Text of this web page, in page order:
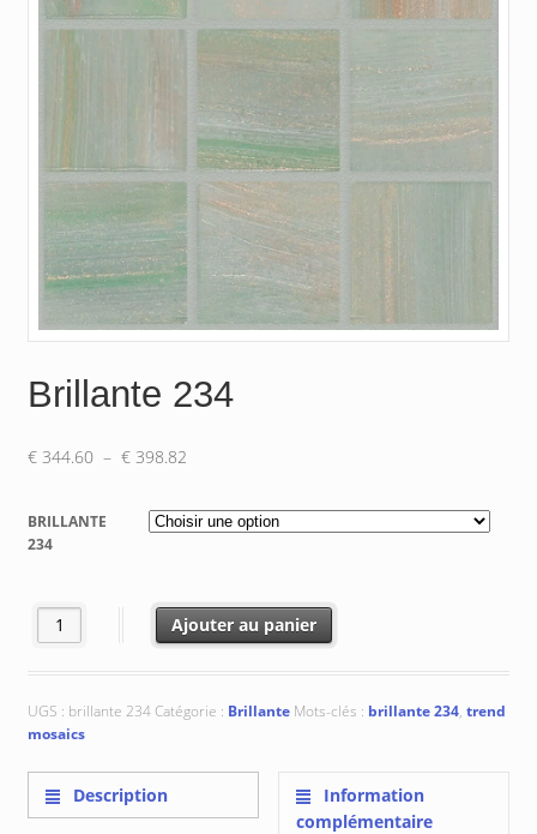
Brillante 234
€344.60 – €398.82Plage
prix :
€ 344.60
BRILLANTE
234
quantité de Brillante 234Ajouter au panier
UGS : brillante 234Catégorie : Brillante Mots-clés : brillante 234, trend
mosaics
Description
Information
complémentaire